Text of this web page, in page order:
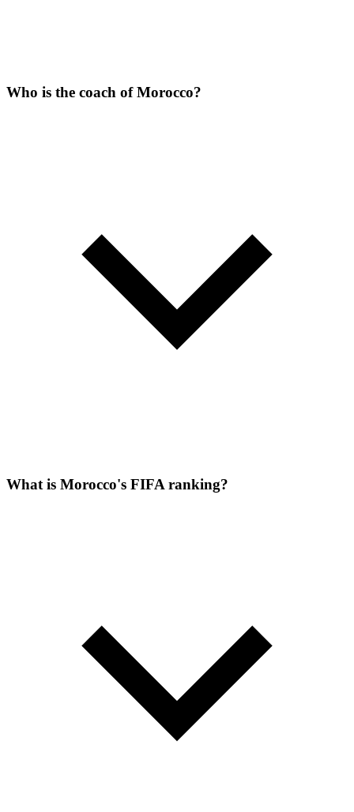
Who is the coach of Morocco?
What is Morocco's FIFA ranking?